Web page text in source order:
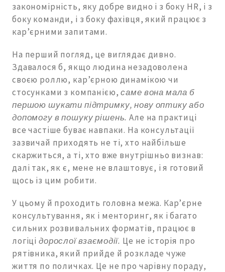
закономірність, яку добре видно і з боку HR, і з
боку команди, і з боку фахівця, який працює з
кар’єрними запитами.
На перший погляд, це виглядає дивно.
Здавалося б, якщо людина незадоволена
своєю роллю, кар’єрною динамікою чи
стосунками з компанією,саме вона мала б
першою шукати підтримку, нову оптику або
допомогу в пошуку рішень. Але на практиці
все частіше буває навпаки. На консультації
зазвичай приходять не ті, хто найбільше
скаржиться, а ті, хто вже внутрішньо визнав:
далі так, як є, мене не влаштовує, і я готовий
щось із цим робити.
У цьому й проходить головна межа. Кар’єрне
консультування, як і менторинг, як і багато
сильних розвивальних форматів, працює в
логіці дорослої взаємодії. Це не історія про
рятівника, який прийде й розкладе чуже
життя по поличках. Це не про чарівну пораду,